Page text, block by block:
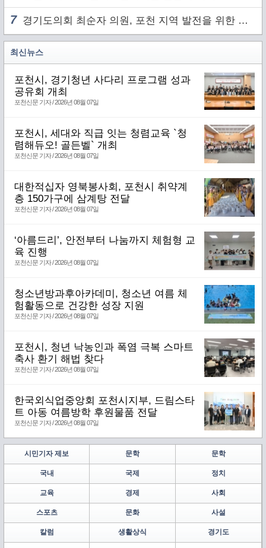
7경기도의회 최순자 의원, 포천 지역 발전을 위한 정담회 개최
최신뉴스
포천시, 경기청년 사다리 프로그램 성과
공유회 개최
포천신문 기자 / 2026년 08월 07일
포천시, 세대와 직급 잇는 청렴교육 `청
렴해듀오! 골든벨` 개최
포천신문 기자 / 2026년 08월 07일
대한적십자 영북봉사회, 포천시 취약계
층 150가구에 삼계탕 전달
포천신문 기자 / 2026년 08월 07일
‘아름드리’, 안전부터 나눔까지 체험형 교
육 진행
포천신문 기자 / 2026년 08월 07일
청소년방과후아카데미, 청소년 여름 체
험활동으로 건강한 성장 지원
포천신문 기자 / 2026년 08월 07일
포천시, 청년 낙농인과 폭염 극복 스마트
축사 환기 해법 찾다
포천신문 기자 / 2026년 08월 07일
한국외식업중앙회 포천시지부, 드림스타
트 아동 여름방학 후원물품 전달
포천신문 기자 / 2026년 08월 07일
시민기자 제보 문학 문학
국내 국제 정치
교육 경제 사회
스포츠 문화 사설
칼럼 생활상식 경기도